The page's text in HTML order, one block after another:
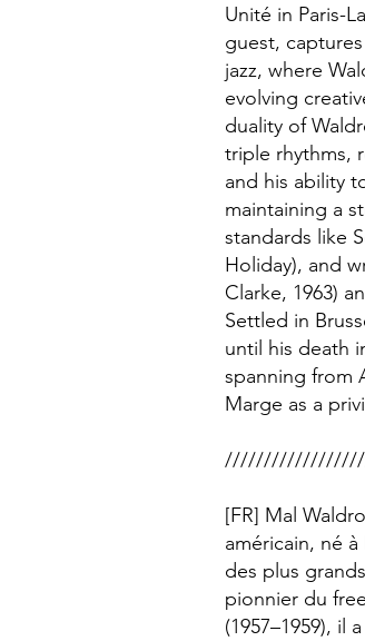
Unité in Paris-
guest,
jazz, where
evolving
duality of
triple rhythms,
and his ability
maintaining a
standards like
Holiday), and
Clarke, 1963)
Settled in
until his death
spanning from
Marge as a
[FR] Mal
américain, né
des plus
pionnier du
(1957–1959), il